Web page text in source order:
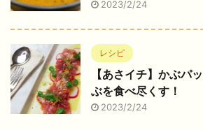
2023/2/24
レシピ
【あさイチ】かぶパ
ぶを食べ尽くす！
2023/2/24